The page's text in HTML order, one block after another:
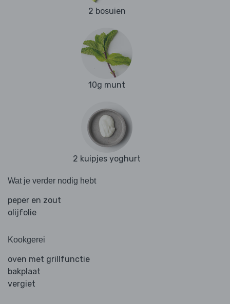
2 bosuien
10g munt
2 kuipjes yoghurt
Wat je verder nodig hebt
peper en zout
olijfolie
Kookgerei
oven met grillfunctie
bakplaat
vergiet